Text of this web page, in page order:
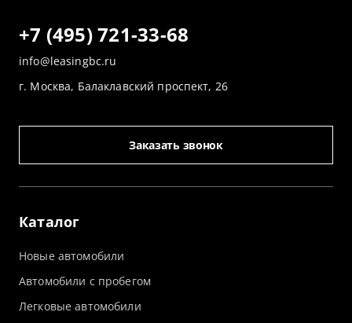
Каталог
Новые автомобили
Автомобили с пробегом
Легковые автомобили
+7 (495) 721-33-68
info@leasingbc.ru
г. Москва, Балаклавский проспект, 26
Заказать звонок